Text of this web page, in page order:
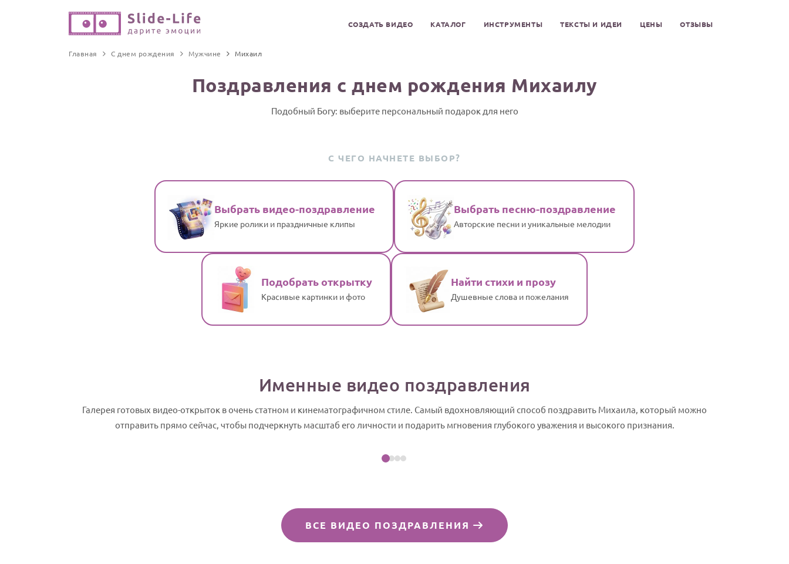
СОЗДАТЬ ВИДЕО КАТАЛОГ ИНСТРУМЕНТЫ ТЕКСТЫ И ИДЕИ ЦЕНЫ ОТЗЫВЫ
Главная С днем рождения Мужчине Михаил
Поздравления с днем рождения Михаилу
Подобный Богу: выберите персональный подарок для него
С ЧЕГО НАЧНЕТЕ ВЫБОР?
Выбрать видео-поздравление
Яркие ролики и праздничные клипы
Выбрать песню-поздравление
Авторские песни и уникальные мелодии
Подобрать открытку
Красивые картинки и фото
Найти стихи и прозу
Душевные слова и пожелания
Именные видео поздравления
Галерея готовых видео-открыток в очень статном и кинематографичном стиле. Самый вдохновляющий способ поздравить Михаила, который можно
отправить прямо сейчас, чтобы подчеркнуть масштаб его личности и подарить мгновения глубокого уважения и высокого признания.
Посмотреть пример
ВСЕ ВИДЕО ПОЗДРАВЛЕНИЯ